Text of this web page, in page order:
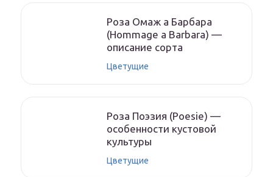
Роза Омаж а Барбара
(Hommage a Barbara) —
описание сорта
Цветущие
Роза Поэзия (Poesie) —
особенности кустовой
культуры
Цветущие